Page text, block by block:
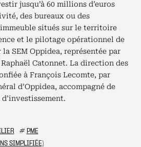
jusqu’à 60 millions d’euros
des bureaux ou des
situés sur le territoire
et le pilotage opérationnel de
SEM Oppidea, représentée par
Catonnet. La direction des
à François Lecomte, par
d’Oppidea, accompagné de
# PME
SIMPLIFIÉE)